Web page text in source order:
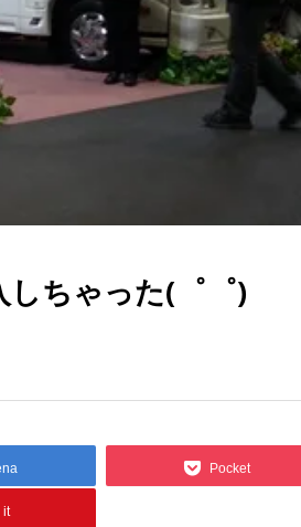
ちゃった(゜゜)
Pocket
it